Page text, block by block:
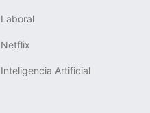
Laboral
Netflix
Inteligencia Artificial